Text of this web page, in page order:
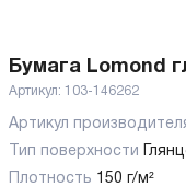
Бумага Lomond
Артикул: 103-146262
Артикул
Тип поверхности
Плотность 150 г/м²